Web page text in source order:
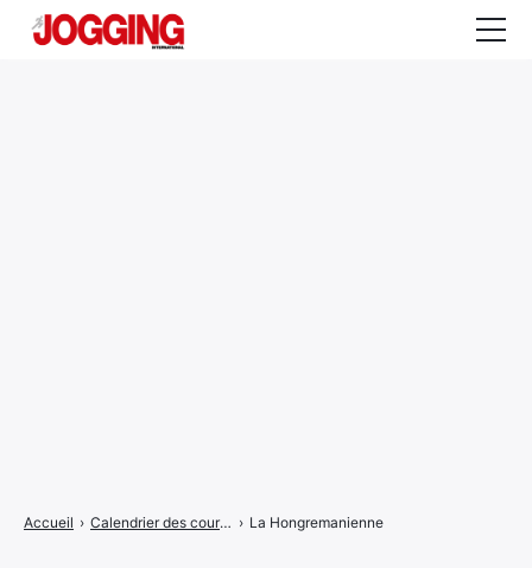
Accueil › Calendrier des courses › La Hongremanienne